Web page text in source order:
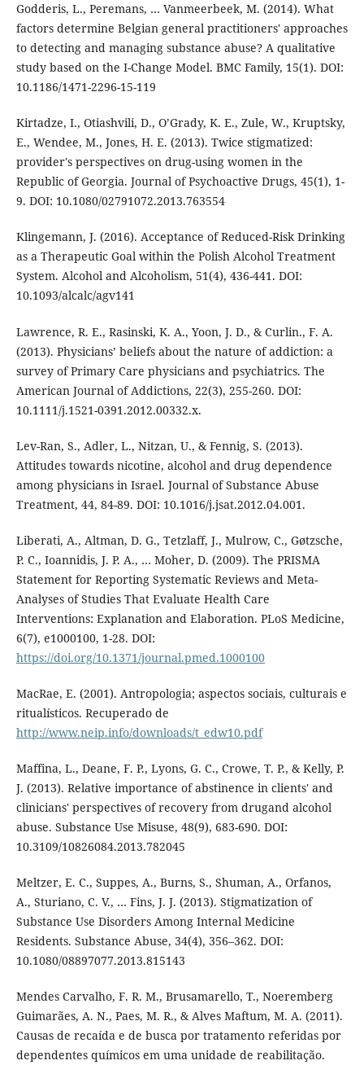
Godderis, L., Peremans, … Vanmeerbeek, M. (2014). What
factors determine Belgian general practitioners' approaches
to detecting and managing substance abuse? A qualitative
study based on the I-Change Model. BMC Family, 15(1). DOI:
10.1186/1471-2296-15-119
Kirtadze, I., Otiashvili, D., O’Grady, K. E., Zule, W., Kruptsky,
E., Wendee, M., Jones, H. E. (2013). Twice stigmatized:
provider's perspectives on drug-using women in the
Republic of Georgia. Journal of Psychoactive Drugs, 45(1), 1-
9. DOI: 10.1080/02791072.2013.763554
Klingemann, J. (2016). Acceptance of Reduced-Risk Drinking
as a Therapeutic Goal within the Polish Alcohol Treatment
System. Alcohol and Alcoholism, 51(4), 436-441. DOI:
10.1093/alcalc/agv141
Lawrence, R. E., Rasinski, K. A., Yoon, J. D., & Curlin., F. A.
(2013). Physicians’ beliefs about the nature of addiction: a
survey of Primary Care physicians and psychiatrics. The
American Journal of Addictions, 22(3), 255-260. DOI:
10.1111/j.1521-0391.2012.00332.x.
Lev-Ran, S., Adler, L., Nitzan, U., & Fennig, S. (2013).
Attitudes towards nicotine, alcohol and drug dependence
among physicians in Israel. Journal of Substance Abuse
Treatment, 44, 84-89. DOI: 10.1016/j.jsat.2012.04.001.
Liberati, A., Altman, D. G., Tetzlaff, J., Mulrow, C., Gøtzsche,
P. C., Ioannidis, J. P. A., … Moher, D. (2009). The PRISMA
Statement for Reporting Systematic Reviews and Meta-
Analyses of Studies That Evaluate Health Care
Interventions: Explanation and Elaboration. PLoS Medicine,
6(7), e1000100, 1-28. DOI:
https://doi.org/10.1371/journal.pmed.1000100
MacRae, E. (2001). Antropologia; aspectos sociais, culturais e
ritualísticos. Recuperado de
http://www.neip.info/downloads/t_edw10.pdf
Maffina, L., Deane, F. P., Lyons, G. C., Crowe, T. P., & Kelly, P.
J. (2013). Relative importance of abstinence in clients' and
clinicians' perspectives of recovery from drugand alcohol
abuse. Substance Use Misuse, 48(9), 683-690. DOI:
10.3109/10826084.2013.782045
Meltzer, E. C., Suppes, A., Burns, S., Shuman, A., Orfanos,
A., Sturiano, C. V., … Fins, J. J. (2013). Stigmatization of
Substance Use Disorders Among Internal Medicine
Residents. Substance Abuse, 34(4), 356–362. DOI:
10.1080/08897077.2013.815143
Mendes Carvalho, F. R. M., Brusamarello, T., Noeremberg
Guimarães, A. N., Paes, M. R., & Alves Maftum, M. A. (2011).
Causas de recaída e de busca por tratamento referidas por
dependentes químicos em uma unidade de reabilitação.